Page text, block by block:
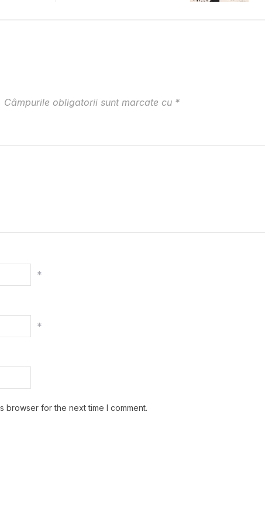
Câmpurile obligatorii sunt marcate cu *
*
*
browser for the next time I comment.